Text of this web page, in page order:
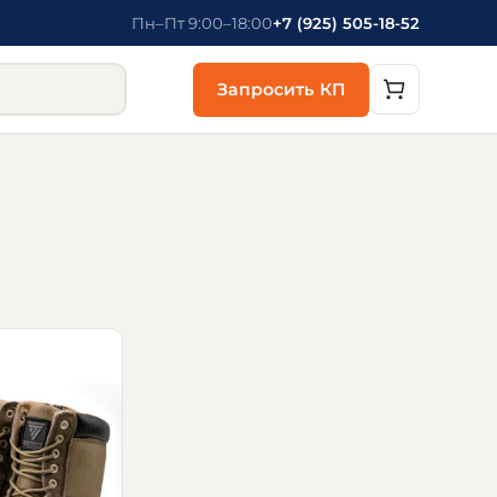
Пн–Пт 9:00–18:00+7 (925) 505-18-52
Запросить КП